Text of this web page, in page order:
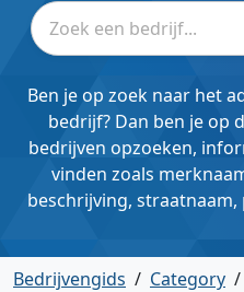
Ben je op zoek naar het
bedrijf? Dan ben je op
bedrijven opzoeken,
vinden zoals
beschrijving,
Bedrijvengids / Category /